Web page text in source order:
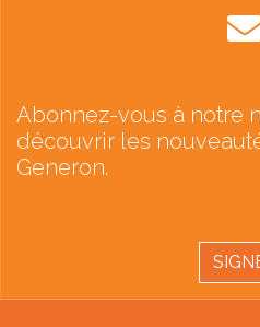
Abonnez-vous à notre
découvrir les
Generon.